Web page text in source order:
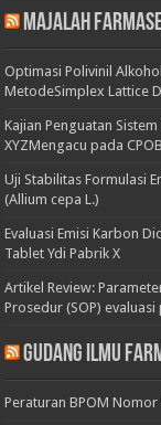
Majalah
Optimasi Polivinil
MetodeSimplex Lattice
Kajian Penguatan
XYZMengacu pada
Uji Stabilitas Formulasi
(Allium cepa L.)
Evaluasi Emisi Karbon
Tablet Ydi Pabrik X
Artikel Review:
Prosedur (SOP)
Gudang Ilmu
Peraturan BPOM Nomor